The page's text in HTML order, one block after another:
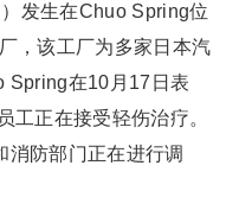
发生在Chuo Spring位
，该工厂为多家日本汽
Spring在10月17日表
工正在接受轻伤治疗。
防部门正在进行调